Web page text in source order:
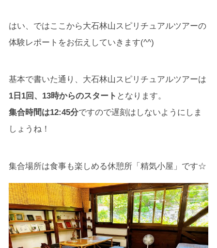
はい、ではここから大石林山スピリチュアルツアーの
体験レポートをお伝えしていきます(^^)
基本で書いた通り、大石林山スピリチュアルツアーは
1日1回、13時からのスタート となります。
集合時間は12:45分ですので遅刻はしないようにしま
しょうね！
集合場所は食事も楽しめる休憩所「精気小屋」です☆